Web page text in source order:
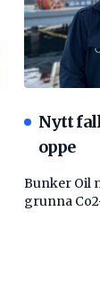
Nytt
oppe
Bunker Oil
grunna